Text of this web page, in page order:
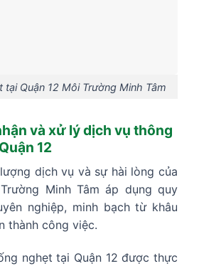
Quận 12 Môi Trường Minh Tâm
và xử lý dịch vụ thông
12
dịch vụ và sự hài lòng của
Minh Tâm áp dụng quy
nghiệp, minh bạch từ khâu
thành công việc.
nghẹt tại Quận 12 được thực